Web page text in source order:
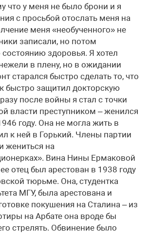
что у меня не было брони и я
с просьбой отослать меня на
меня «необученного» не
записали, но потом
здоровья. Я хотел
в плену, но в ожидании
старался быстро сделать то, что
быстро защитил докторскую
после войны я стал с точки
власти преступником – женился
году. Она не могла жить в
к ней в Горький. Члены партии
жениться на
Вина Нины Ермаковой
отец был арестован в 1938 году
тюрьме. Она, студентка
МГУ, была арестована и
покушения на Сталина – из
на Арбате она вроде бы
стрелять. Обвинение было